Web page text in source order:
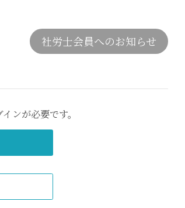
社労士会員へのお知らせ
ンが必要です。